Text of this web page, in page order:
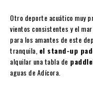
Otro deporte acuático muy
vientos consistentes y el
para los amantes de este
tranquila, el stand-up
alquilar una tabla de
aguas de Adícora.